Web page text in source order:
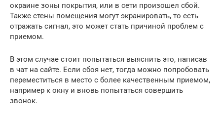
окраине зоны покрытия, или в сети произошел сбой.
Также стены помещения могут экранировать, то есть
отражать сигнал, это может стать причиной проблем с
приемом.
В этом случае стоит попытаться выяснить это, написав
в чат на сайте. Если сбоя нет, тогда можно попробовать
переместиться в место с более качественным приемом,
например к окну и вновь попытаться совершить
звонок.